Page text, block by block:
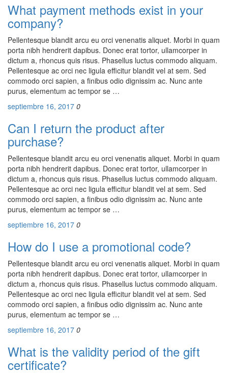
What payment methods exist in your
company?
Pellentesque blandit arcu eu orci venenatis aliquet. Morbi in quam
porta nibh hendrerit dapibus. Donec erat tortor, ullamcorper in
dictum a, rhoncus quis risus. Phasellus luctus commodo aliquam.
Pellentesque ac orci nec ligula efficitur blandit vel at sem. Sed
commodo orci sapien, a finibus odio dignissim ac. Nunc ante
purus, elementum ac tempor se …
septiembre 16, 2017 0
Can I return the product after
purchase?
Pellentesque blandit arcu eu orci venenatis aliquet. Morbi in quam
porta nibh hendrerit dapibus. Donec erat tortor, ullamcorper in
dictum a, rhoncus quis risus. Phasellus luctus commodo aliquam.
Pellentesque ac orci nec ligula efficitur blandit vel at sem. Sed
commodo orci sapien, a finibus odio dignissim ac. Nunc ante
purus, elementum ac tempor se …
septiembre 16, 2017 0
How do I use a promotional code?
Pellentesque blandit arcu eu orci venenatis aliquet. Morbi in quam
porta nibh hendrerit dapibus. Donec erat tortor, ullamcorper in
dictum a, rhoncus quis risus. Phasellus luctus commodo aliquam.
Pellentesque ac orci nec ligula efficitur blandit vel at sem. Sed
commodo orci sapien, a finibus odio dignissim ac. Nunc ante
purus, elementum ac tempor se …
septiembre 16, 2017 0
What is the validity period of the gift
certificate?